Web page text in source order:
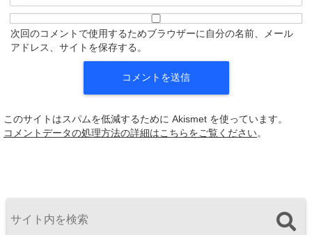
次回のコメントで使用するためブラウザーに自分の名前、メール
アドレス、サイトを保存する。
このサイトはスパムを低減するために Akismet を使っています。
コメントデータの処理方法の詳細はこちらをご覧ください。